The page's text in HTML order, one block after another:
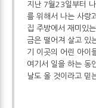
지난 7월23일부터
를 위해서 나는 사랑
집 주방에서 재미있
금은 떨어져 살고 있
기 이곳의 어린 아이
여기서 일을 하는 동
날도 올 것이라고 믿